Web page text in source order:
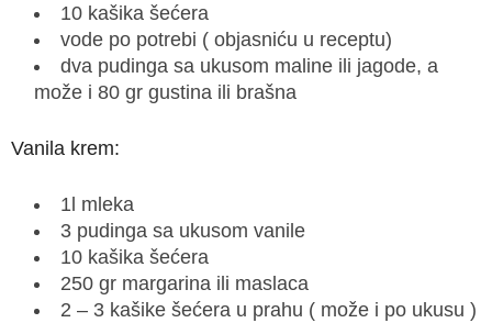
10 kašika šećera
vode po potrebi ( objasniću u receptu)
dva pudinga sa ukusom maline ili jagode, a
može i 80 gr gustina ili brašna
Vanila krem:
1l mleka
3 pudinga sa ukusom vanile
10 kašika šećera
250 gr margarina ili maslaca
2 – 3 kašike šećera u prahu ( može i po ukusu )